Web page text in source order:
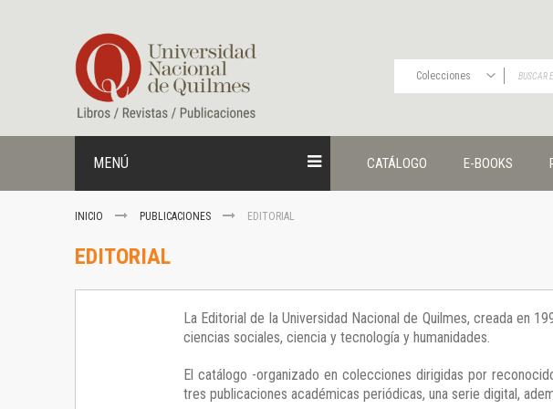
contenido
Colecciones
Publicaciones
Editorial
Cuadernos universitarios
Derechos humanos
Ediciones especiales
Géneros
MENÚ CATÁLOGO E-BOOKS
INICIO PUBLICACIONES EDITORIAL
EDITORIAL
La Editorial de la Universidad Nacional de Quilmes, creada en
ciencias sociales, ciencia y tecnología y humanidades.
El catálogo -organizado en colecciones dirigidas por
tres publicaciones académicas periódicas, una serie digital,